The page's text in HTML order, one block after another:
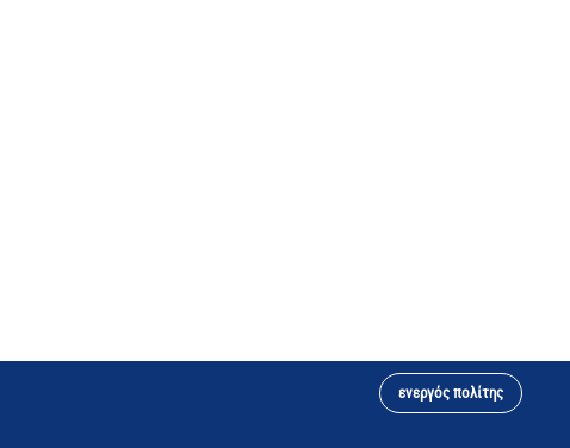
ενεργός πολίτης